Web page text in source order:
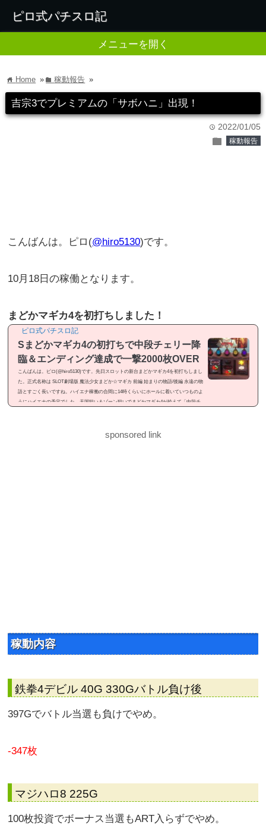
ピロ式パチスロ記
メニューを開く
home Home » folder稼動報告 »
吉宗3でプレミアムの「サボハニ」出現！
time 2022/01/05
folder 稼動報告
こんばんは。ピロ(@hiro5130)です。
10月18日の稼働となります。
まどかマギカ4を初打ちしました！
ピロ式パチスロ記
Sまどかマギカ4の初打ちで中段チェリー降
臨＆エンディング達成で一撃2000枚OVER
こんばんは。ピロ(@hiro5130)です。先日スロットの新台まどかマギカ4を初打ちしまし
た。正式名称は SLOT劇場版 魔法少女まどか☆マギカ 前編 始まりの物語/後編 永遠の物
語とすごく長いですね。ハイエナ稼働の合間に14時くらいにホールに着いていつものよ
うにハイエナの予定でした。天国狙い＆ゾーン狙いでまどかマギカ4が拾えて「中段チ
sponsored link
稼動内容
鉄拳4デビル 40G 330Gバトル負け後
397Gでバトル当選も負けでやめ。
-347枚
マジハロ8 225G
100枚投資でボーナス当選もART入らずでやめ。